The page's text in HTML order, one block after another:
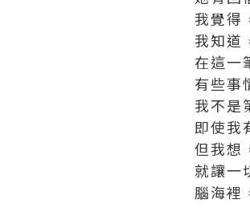
我覺得
我知道
在這一
有些事
我不是
即使我
但我想
就讓一
腦海裡